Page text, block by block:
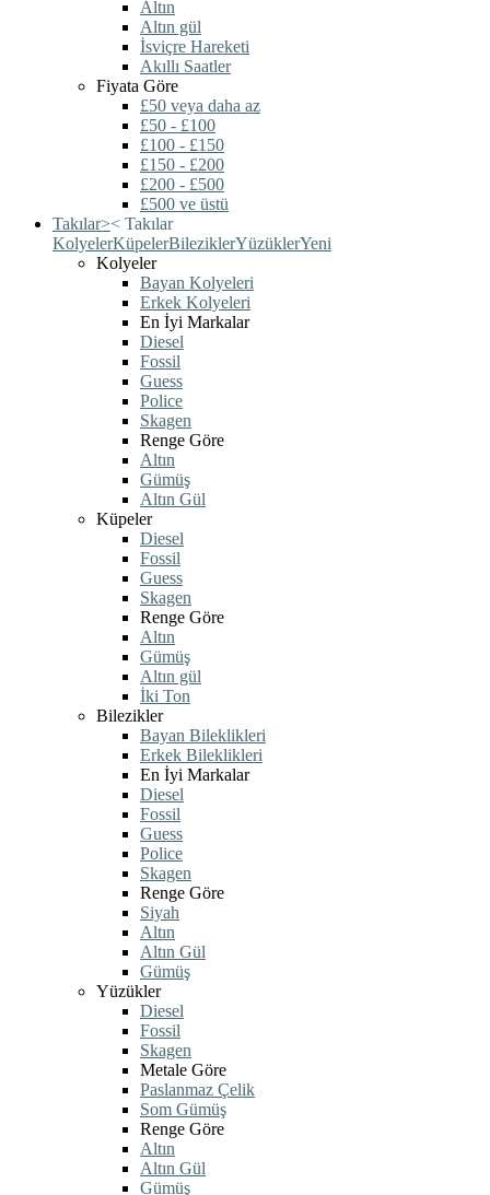
Altın
Altın gül
İsviçre Hareketi
Akıllı Saatler
Fiyata Göre
£50 veya daha az
£50 - £100
£100 - £150
£150 - £200
£200 - £500
£500 ve üstü
Takılar>< Takılar
KolyelerKüpelerBileziklerYüzüklerYeni
Kolyeler
Bayan Kolyeleri
Erkek Kolyeleri
En İyi Markalar
Diesel
Fossil
Guess
Police
Skagen
Renge Göre
Altın
Gümüş
Altın Gül
Küpeler
Diesel
Fossil
Guess
Skagen
Renge Göre
Altın
Gümüş
Altın gül
İki Ton
Bilezikler
Bayan Bileklikleri
Erkek Bileklikleri
En İyi Markalar
Diesel
Fossil
Guess
Police
Skagen
Renge Göre
Siyah
Altın
Altın Gül
Gümüş
Yüzükler
Diesel
Fossil
Skagen
Metale Göre
Paslanmaz Çelik
Som Gümüş
Renge Göre
Altın
Altın Gül
Gümüş